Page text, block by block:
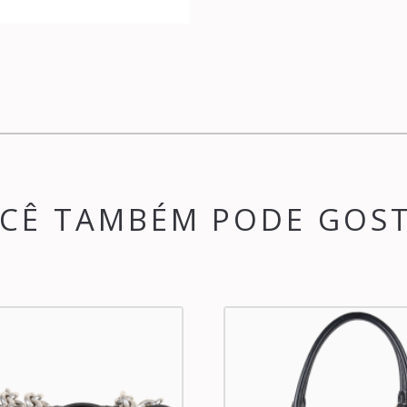
TAMBÉM PODE